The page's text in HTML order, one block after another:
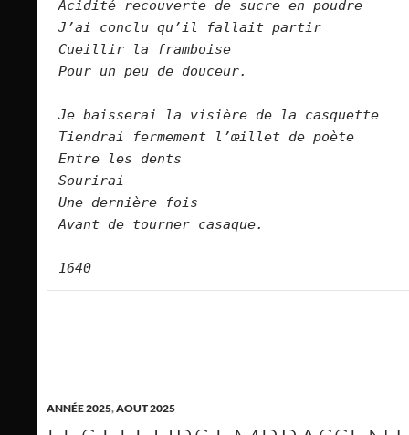
Acidité recouverte de sucre en poudre
J’ai conclu qu’il fallait partir
Cueillir la framboise
Pour un peu de douceur.
Je baisserai la visière de la casquette
Tiendrai fermement l’œillet de poète
Entre les dents
Sourirai
Une dernière fois
Avant de tourner casaque.
1640
ANNÉE 2025,AOUT 2025